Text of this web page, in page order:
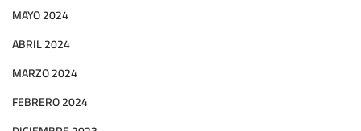
MAYO 2024
ABRIL 2024
MARZO 2024
FEBRERO 2024